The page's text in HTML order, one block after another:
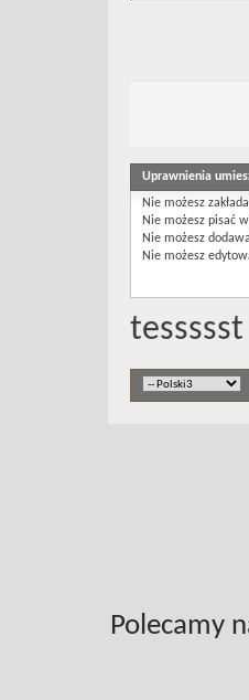
Uprawnienia
Nie możesz
Nie możesz pisać
Nie możesz
Nie możesz
tessssst
Polecamy